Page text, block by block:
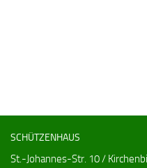
SCHÜTZENHAUS
St.-Johannes-Str. 10 /